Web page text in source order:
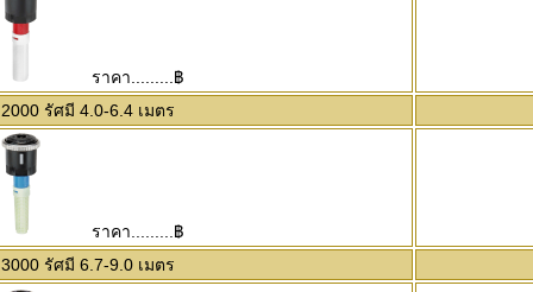
ราคา.........฿
รัศมี 4.0-6.4 เมตร
ราคา.........฿
รัศมี 6.7-9.0 เมตร